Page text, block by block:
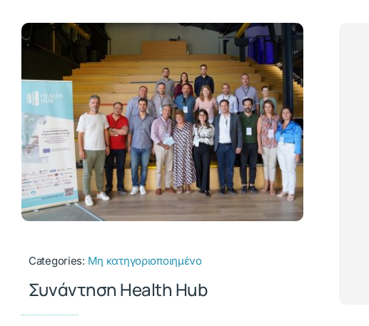
Categories: Μη κατηγοριοποιημένο
Συνάντηση Health Hub